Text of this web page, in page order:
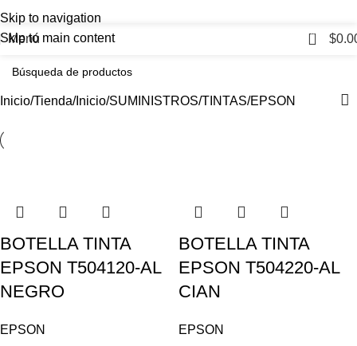
Skip to navigation
Skip to main content
Menú 0 $
Inicio Tienda Inicio SUMINISTROS TINTAS EPSON
BOTELLA TINTA
EPSON T504120-AL
NEGRO
EPSON
BOTELLA TINTA
EPSON T504220-AL
CIAN
EPSON